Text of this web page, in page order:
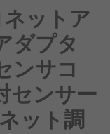
ネットア
ダプタ
ンサコ
センサー
ット調